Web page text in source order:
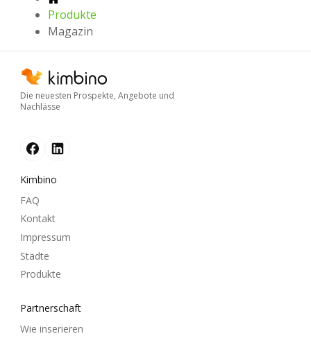
Produkte
Magazin
Die neuesten Prospekte, Angebote und
Nachlässe
Kimbino
FAQ
Kontakt
Impressum
Städte
Produkte
Partnerschaft
Wie inserieren